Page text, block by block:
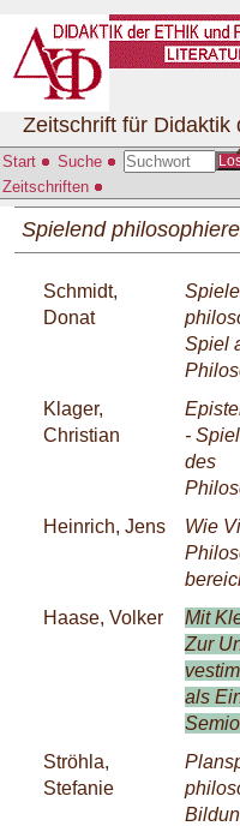
Start Suche
Zeitschriften
Zeitschrift für Didaktik
Spielend
Schmidt,
Donat
Spiel
Klager,
Christian
-
des
Heinrich, Jens
Wie
Haase, Volker
Mit
Zur
als
Ströhla,
Stefanie